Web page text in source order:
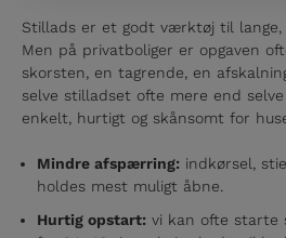
Stillads er et godt værktøj til lange,
Men på privatboliger er opgaven
skorsten, en tagrende, en
selve stilladset ofte mere end
enkelt, hurtigt og skånsomt for
Mindre afspærring: indkørsel,
holdes mest muligt åbne.
Hurtig opstart: vi kan ofte starte